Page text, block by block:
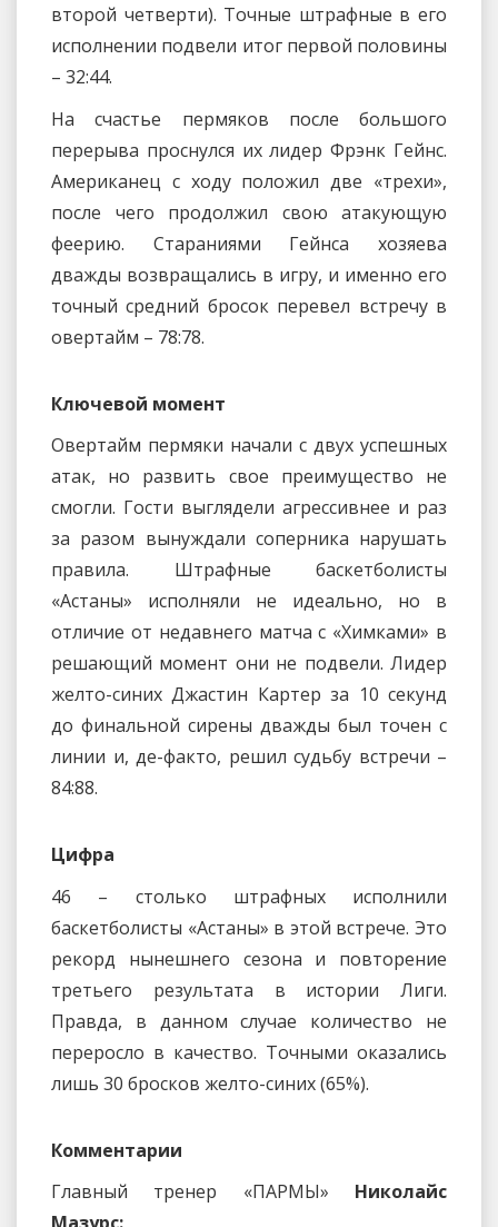
второй четверти). Точные штрафные в его
исполнении подвели итог первой половины
– 32:44.
На счастье пермяков после большого
перерыва проснулся их лидер Фрэнк Гейнс.
Американец с ходу положил две «трехи»,
после чего продолжил свою атакующую
феерию. Стараниями Гейнса хозяева
дважды возвращались в игру, и именно его
точный средний бросок перевел встречу в
овертайм – 78:78.
Ключевой момент
Овертайм пермяки начали с двух успешных
атак, но развить свое преимущество не
смогли. Гости выглядели агрессивнее и раз
за разом вынуждали соперника нарушать
правила. Штрафные баскетболисты
«Астаны» исполняли не идеально, но в
отличие от недавнего матча с «Химками» в
решающий момент они не подвели. Лидер
желто-синих Джастин Картер за 10 секунд
до финальной сирены дважды был точен с
линии и, де-факто, решил судьбу встречи –
84:88.
Цифра
46 – столько штрафных исполнили
баскетболисты «Астаны» в этой встрече. Это
рекорд нынешнего сезона и повторение
третьего результата в истории Лиги.
Правда, в данном случае количество не
переросло в качество. Точными оказались
лишь 30 бросков желто-синих (65%).
Комментарии
Главный тренер «ПАРМЫ» Николайс